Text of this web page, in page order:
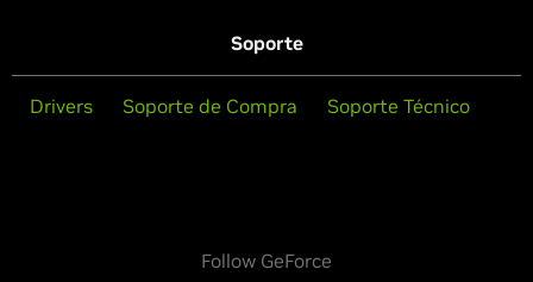
Soporte
Drivers Soporte de Compra Soporte Técnico
Follow GeForce